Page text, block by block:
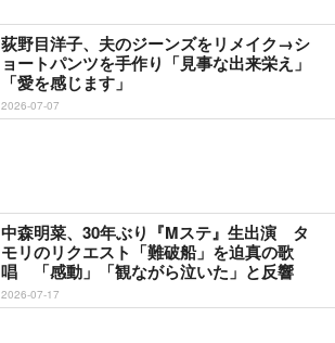
荻野目洋子、夫のジーンズをリメイク→シ
ョートパンツを手作り「見事な出来栄え」
「愛を感じます」
2026-07-07
中森明菜、30年ぶり『Mステ』生出演 タ
モリのリクエスト「難破船」を迫真の歌
唱 「感動」「観ながら泣いた」と反響
2026-07-17